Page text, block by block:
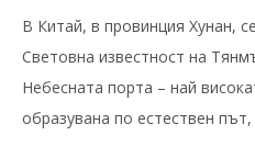
В Китай, в провинция Хунан,
Световна известност на
Небесната порта – най
образувана по естествен